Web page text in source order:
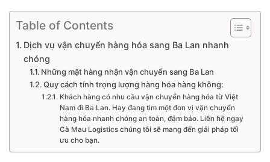
Table of Contents
Dịch vụ vận chuyển hàng hóa sang Ba Lan nhanh
chóng
Những mặt hàng nhận vận chuyển sang Ba Lan
Quy cách tính trọng lượng hàng hóa hàng không:
Khách hàng có nhu cầu vận chuyển hàng hóa từ Việt
Nam đi Ba Lan. Hay đang tìm một đơn vị vận chuyển
hàng hóa nhanh chóng an toàn, đảm bảo. Liên hệ ngay
Cà Mau Logistics chúng tôi sẽ mang đến giải pháp tối
ưu cho bạn.